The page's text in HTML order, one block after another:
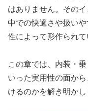
はありません。その
中での快適さや扱い
性によって形作られて
この章では、内装・
いった実用性の面か
けるのかを解き明かし